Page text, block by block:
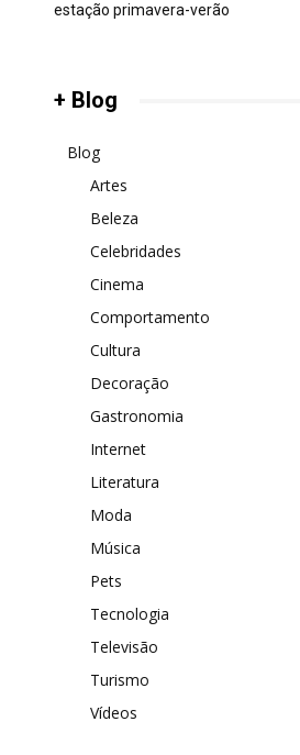
estação primavera-verão
+ Blog
Blog
Artes
Beleza
Celebridades
Cinema
Comportamento
Cultura
Decoração
Gastronomia
Internet
Literatura
Moda
Música
Pets
Tecnologia
Televisão
Turismo
Vídeos